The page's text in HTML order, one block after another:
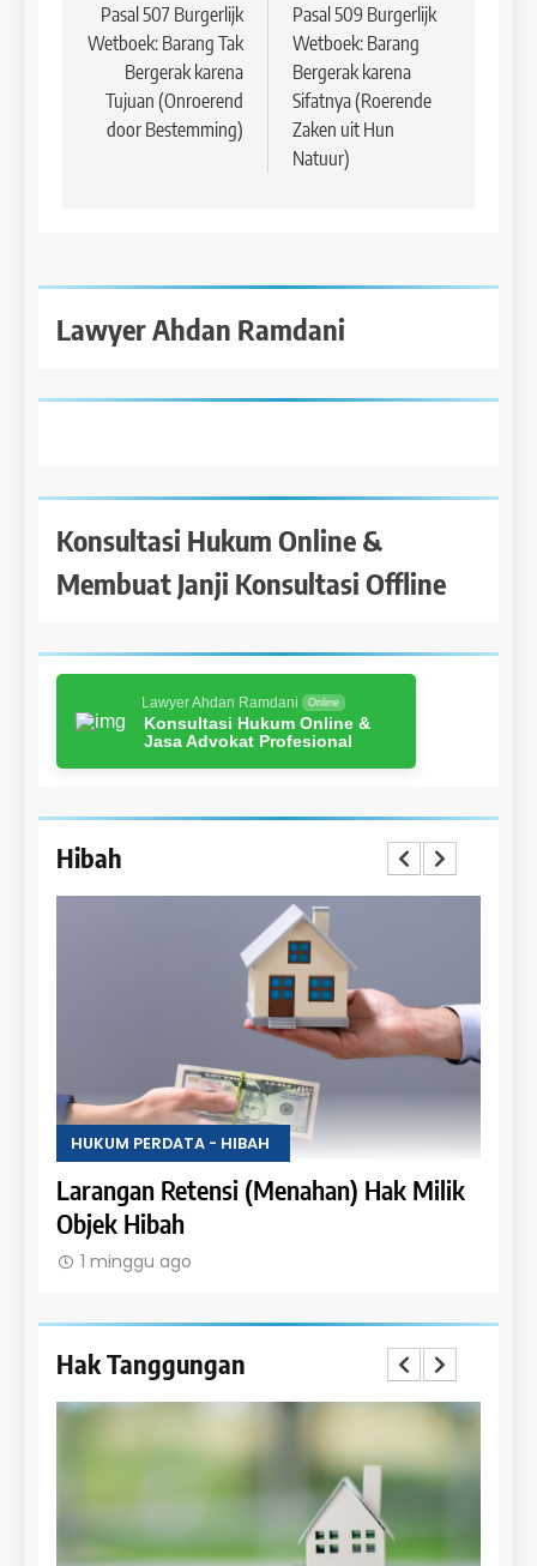
pos
Pasal 507 Burgerlijk
Wetboek: Barang Tak
Bergerak karena
Tujuan (Onroerend
door Bestemming)
Pasal 509 Burgerlijk
Wetboek: Barang
Bergerak karena
Sifatnya (Roerende
Zaken uit Hun
Natuur)
Lawyer Ahdan Ramdani
Konsultasi Hukum Online &
Membuat Janji Konsultasi Offline
Lawyer Ahdan Ramdani Online
Konsultasi Hukum Online &
Jasa Advokat Profesional
Hibah
HUKUM PERDATA - HIBAH
Larangan Retensi (Menahan) Hak Milik
Objek Hibah
1 minggu ago
Hak Tanggungan